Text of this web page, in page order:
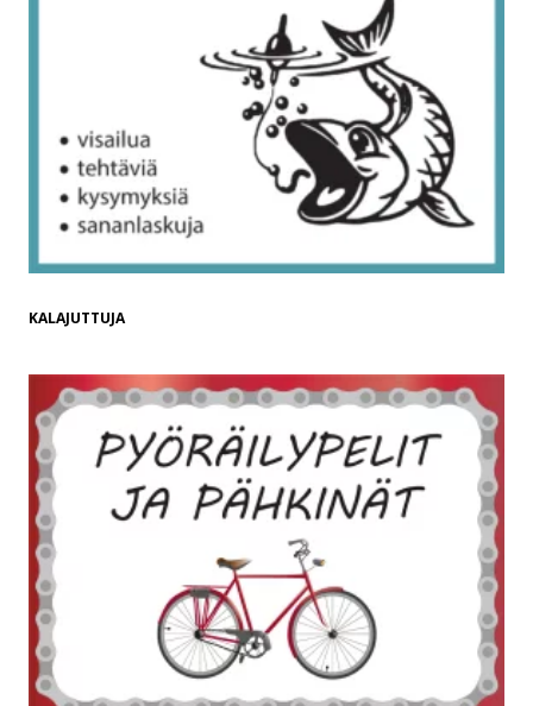
KALAJUTTUJA